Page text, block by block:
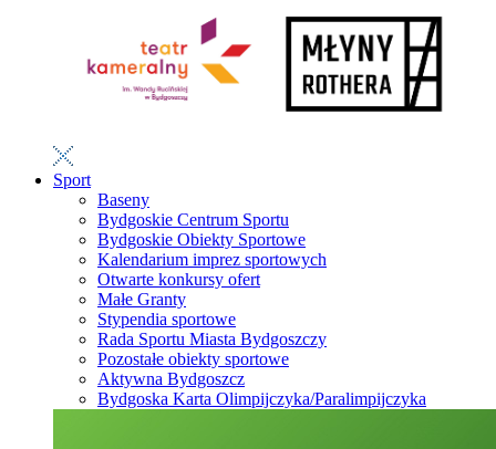
Sport
Baseny
Bydgoskie Centrum Sportu
Bydgoskie Obiekty Sportowe
Kalendarium imprez sportowych
Otwarte konkursy ofert
Małe Granty
Stypendia sportowe
Rada Sportu Miasta Bydgoszczy
Pozostałe obiekty sportowe
Aktywna Bydgoszcz
Bydgoska Karta Olimpijczyka/Paralimpijczyka